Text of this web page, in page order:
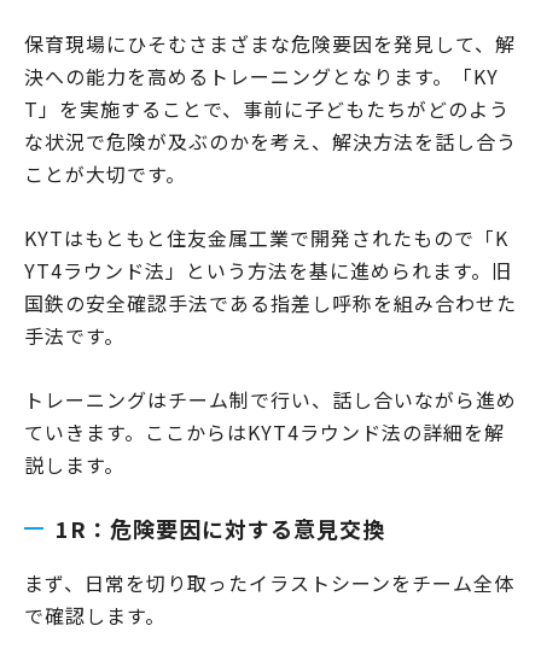
保育現場にひそむさまざまな危険要因を発見して、解
決への能力を高めるトレーニングとなります。「KY
T」を実施することで、事前に子どもたちがどのよう
な状況で危険が及ぶのかを考え、解決方法を話し合う
ことが大切です。
KYTはもともと住友金属工業で開発されたもので「K
YT4ラウンド法」という方法を基に進められます。旧
国鉄の安全確認手法である指差し呼称を組み合わせた
手法です。
トレーニングはチーム制で行い、話し合いながら進め
ていきます。ここからはKYT4ラウンド法の詳細を解
説します。
1R：危険要因に対する意見交換
まず、日常を切り取ったイラストシーンをチーム全体
で確認します。